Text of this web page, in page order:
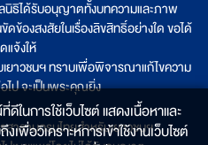
นิธิได้รับอนุญาตทั้งบทความและภาพ
ข้องสงสัยในเรื่องลิขสิทธิ์อย่างใด ขอได้
แจ้งให้
ยาวชนฯ ทราบเพื่อพิจารณาแก้ไขความ
ป จะเป็นพระคุณยิ่ง
ารานุกรมไทยสำหรับเยาวชนฯ
ในการใช้เว็บไซต์ แสดงเนื้อหาและ
พื่อวิเคราะห์การเข้าใช้งานเว็บไซต์